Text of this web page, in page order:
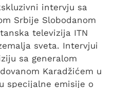
intervju sa
Srbije Slobodanom
televizija ITN
sveta. Intervjui
sa generalom
Karadžićem u
specijalne emisije o